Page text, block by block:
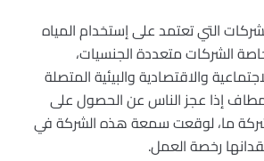
التي تعتمد على إستخدام المياه
الشركات متعددة الجنسيات،
والاقتصادية والبيئية المتصلة
إذا عجز الناس عن الحصول على
ما، لوقعت سمعة هذه الشركة في
رخصة العمل.